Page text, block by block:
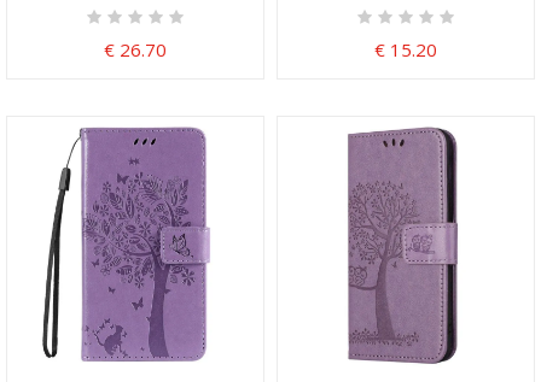
€ 26.70 € 15.20